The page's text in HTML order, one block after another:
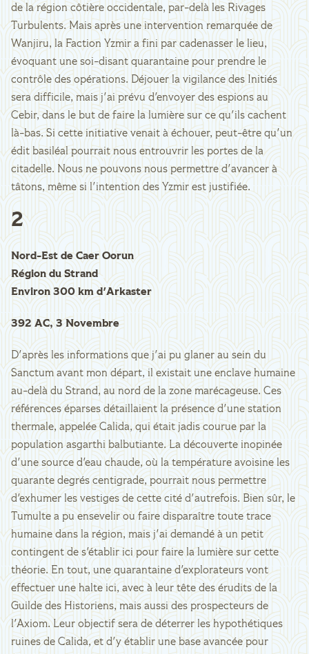
de la région côtière occidentale, par-delà les Rivages
Turbulents. Mais après une intervention remarquée de
Wanjiru, la Faction Yzmir a fini par cadenasser le lieu,
évoquant une soi-disant quarantaine pour prendre le
contrôle des opérations. Déjouer la vigilance des Initiés
sera difficile, mais j'ai prévu d'envoyer des espions au
Cebir, dans le but de faire la lumière sur ce qu'ils cachent
là-bas. Si cette initiative venait à échouer, peut-être qu'un
édit basiléal pourrait nous entrouvrir les portes de la
citadelle. Nous ne pouvons nous permettre d'avancer à
tâtons, même si l'intention des Yzmir est justifiée.
2
Nord-Est de Caer Oorun
Région du Strand
Environ 300 km d'Arkaster
392 AC, 3 Novembre
D'après les informations que j'ai pu glaner au sein du
Sanctum avant mon départ, il existait une enclave humaine
au-delà du Strand, au nord de la zone marécageuse. Ces
références éparses détaillaient la présence d'une station
thermale, appelée Calida, qui était jadis courue par la
population asgarthi balbutiante. La découverte inopinée
d'une source d'eau chaude, où la température avoisine les
quarante degrés centigrade, pourrait nous permettre
d'exhumer les vestiges de cette cité d'autrefois. Bien sûr, le
Tumulte a pu ensevelir ou faire disparaître toute trace
humaine dans la région, mais j'ai demandé à un petit
contingent de s'établir ici pour faire la lumière sur cette
théorie. En tout, une quarantaine d'explorateurs vont
effectuer une halte ici, avec à leur tête des érudits de la
Guilde des Historiens, mais aussi des prospecteurs de
l'Axiom. Leur objectif sera de déterrer les hypothétiques
ruines de Calida, et d'y établir une base avancée pour